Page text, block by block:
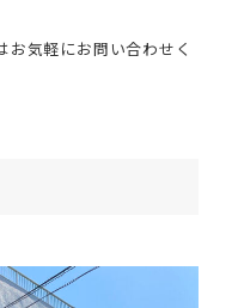
気軽にお問い合わせく